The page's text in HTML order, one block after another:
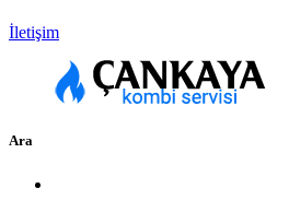
İletişim
Ara